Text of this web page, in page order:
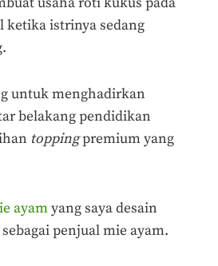
ketika istrinya sedang
untuk menghadirkan
belakang pendidikan
toppingpremium yang
ayamyang saya desain
penjual mie ayam.